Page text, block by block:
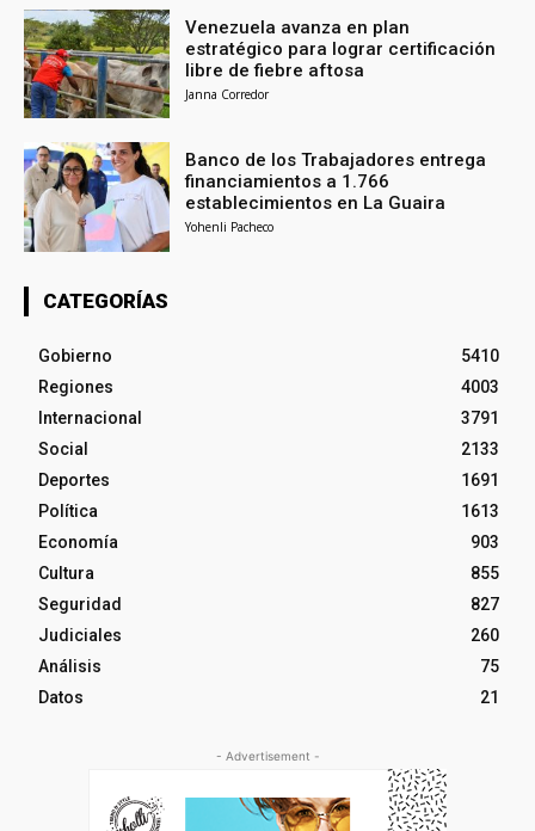
Venezuela avanza en plan
estratégico para lograr certificación
libre de fiebre aftosa
Janna Corredor
Banco de los Trabajadores entrega
financiamientos a 1.766
establecimientos en La Guaira
Yohenli Pacheco
CATEGORÍAS
Gobierno
5410
Regiones
4003
Internacional
3791
Social
2133
Deportes
1691
Política
1613
Economía
903
Cultura
855
Seguridad
827
Judiciales
260
Análisis
75
Datos
21
- Advertisement -